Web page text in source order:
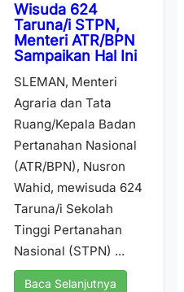
Wisuda 624
Taruna/i STPN,
Menteri ATR/BPN
Sampaikan Hal Ini
SLEMAN, Menteri
Agraria dan Tata
Ruang/Kepala Badan
Pertanahan Nasional
(ATR/BPN), Nusron
Wahid, mewisuda 624
Taruna/i Sekolah
Tinggi Pertanahan
Nasional (STPN) ...
Baca Selanjutnya